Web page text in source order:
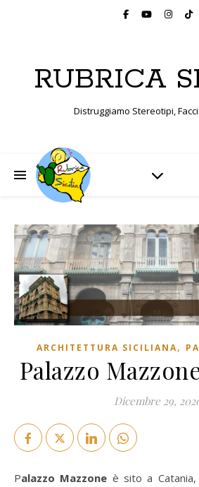
RUBRICA
Distruggiamo Stereotipi,
ARCHITETTURA SICILIANA,
Palazzo
Dicembre 29,
Palazzo Mazzone è sito a